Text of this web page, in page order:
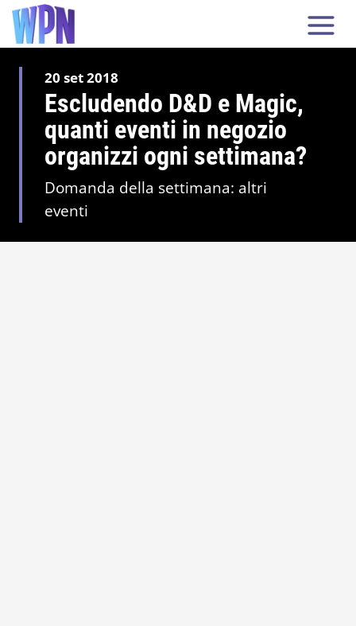
20 set 2018
Escludendo D&D e Magic,
quanti eventi in negozio
organizzi ogni settimana?
Domanda della settimana: altri
eventi